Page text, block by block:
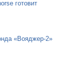
готовит
«Вояджер-2»